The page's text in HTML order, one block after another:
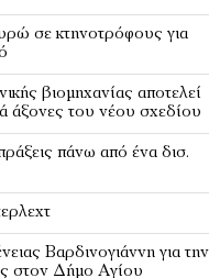
σε κτηνοτρόφους για
βιομηχανίας αποτελεί
άξονες του νέου σχεδίου
πάνω από ένα δισ.
Βαρδινογιάννη για την
στον Δήμο Αγίου